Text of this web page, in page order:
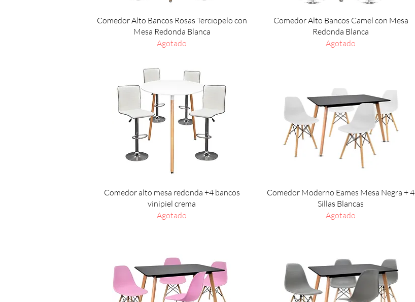
Vista rápida
Comedor Alto Bancos Rosas Terciopelo con
Mesa Redonda Blanca
Agotado
Vista rápida
Comedor Alto Bancos Camel con Mesa
Redonda Blanca
Agotado
Vista rápida
Comedor alto mesa redonda +4 bancos
vinipiel crema
Agotado
Vista rápida
Comedor Moderno Eames Mesa Negra + 4
Sillas Blancas
Agotado